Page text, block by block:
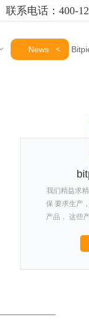
联系电话：400-
News
我们精益求
保 要求生产
产品， 这些